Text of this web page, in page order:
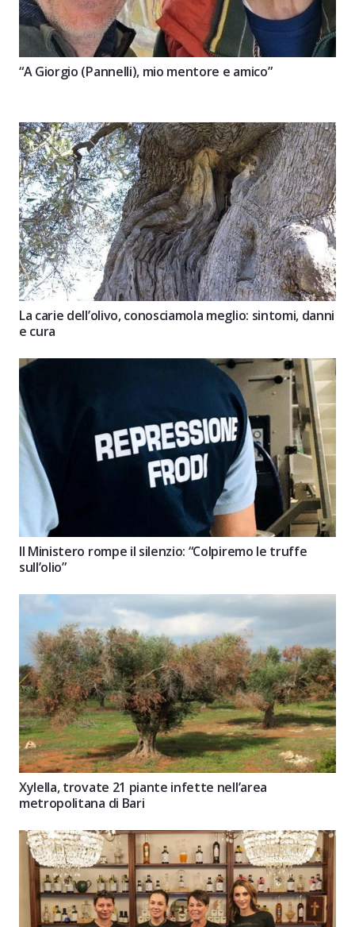
“A Giorgio (Pannelli), mio mentore e amico”
La carie dell’olivo, conosciamola meglio: sintomi, danni
e cura
Il Ministero rompe il silenzio: “Colpiremo le truffe
sull’olio”
Xylella, trovate 21 piante infette nell’area
metropolitana di Bari